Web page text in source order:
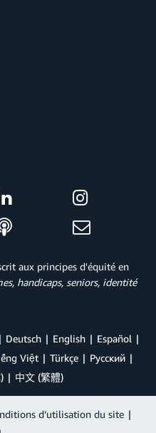
aux principes d'équité en
handicaps, seniors, identité
Deutsch English
Español
Việt Türkçe
Ρусский
中文 (繁體)
d’utilisation du site |